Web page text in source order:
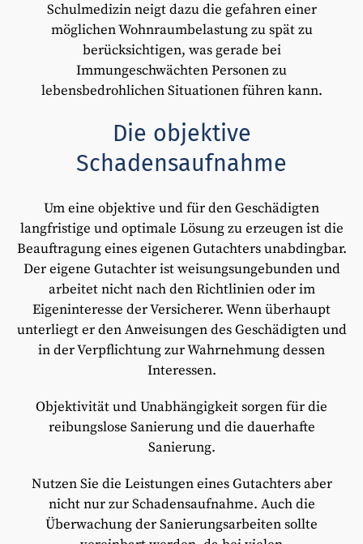
Schulmedizin neigt dazu die gefahren einer
möglichen Wohnraumbelastung zu spät zu
berücksichtigen, was gerade bei
Immungeschwächten Personen zu
lebensbedrohlichen Situationen führen kann.
Die objektive
Schadensaufnahme
Um eine objektive und für den Geschädigten
langfristige und optimale Lösung zu erzeugen ist die
Beauftragung eines eigenen Gutachters unabdingbar.
Der eigene Gutachter ist weisungsungebunden und
arbeitet nicht nach den Richtlinien oder im
Eigeninteresse der Versicherer. Wenn überhaupt
unterliegt er den Anweisungen des Geschädigten und
in der Verpflichtung zur Wahrnehmung dessen
Interessen.
Objektivität und Unabhängigkeit sorgen für die
reibungslose Sanierung und die dauerhafte
Sanierung.
Nutzen Sie die Leistungen eines Gutachters aber
nicht nur zur Schadensaufnahme. Auch die
Überwachung der Sanierungsarbeiten sollte